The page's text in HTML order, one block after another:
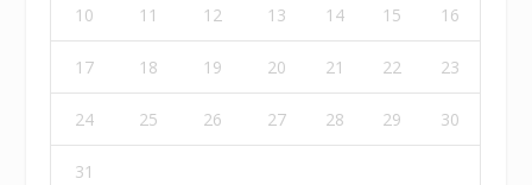
10 11 12 13 14 15 16
17 18 19 20 21 22 23
24 25 26 27 28 29 30
31